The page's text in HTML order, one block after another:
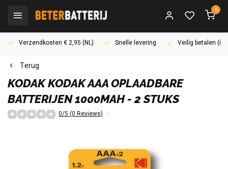
0
Verzendkosten € 2,95 (NL) Snelle levering Veilig betalen
Terug
KODAKKODAK AAA OPLAADBARE
BATTERIJEN 1000MAH - 2 STUKS
0/5 (0 Reviews)